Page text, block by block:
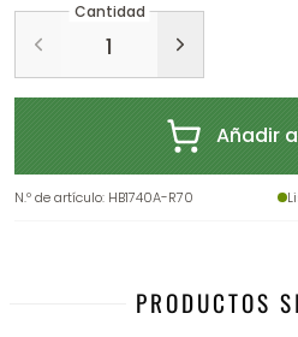
Cantidad
Añadir
N.º de artículo: HB1740A-R70
PRODUCTOS